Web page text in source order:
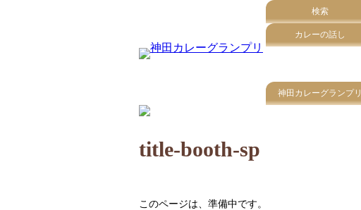
検索
カレーの話し
神田カレーグランプリ
title-booth-sp
このページは、準備中です。